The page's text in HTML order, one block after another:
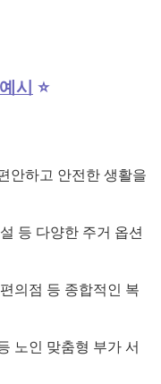
시 ⭐
안하고 안전한 생활을
등 다양한 주거 옵션
의점 등 종합적인 복
노인 맞춤형 부가 서